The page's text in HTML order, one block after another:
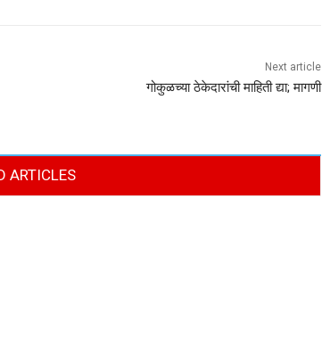
Next article
गोकुळच्या ठेकेदारांची माहिती द्या; मागणी
ARTICLES